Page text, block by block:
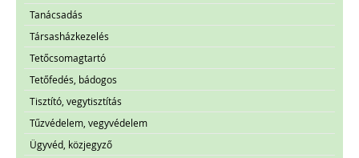
Tanácsadás
Társasházkezelés
Tetőcsomagtartó
Tetőfedés, bádogos
Tisztító, vegytisztítás
Tűzvédelem, vegyvédelem
Ügyvéd, közjegyző